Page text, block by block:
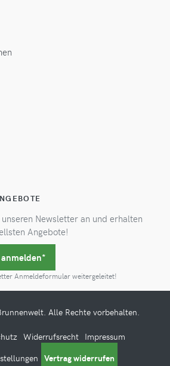
Newsletter an und erhalten
Angebote!
Anmeldeformular weitergeleitet!
Alle Rechte vorbehalten.
Widerrufsrecht Impressum
Vertrag widerrufen